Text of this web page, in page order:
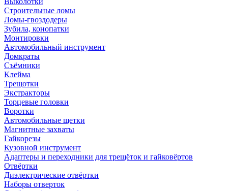
Строительные ломы
Ломы-гвоздодеры
Зубила, конопатки
Монтировки
Автомобильный инструмент
Домкраты
Съёмники
Клейма
Трещотки
Экстракторы
Торцевые головки
Воротки
Автомобильные щетки
Магнитные захваты
Гайкорезы
Кузовной инструмент
Адаптеры и переходники для трещёток и гайковёртов
Отвёртки
Диэлектрические отвёртки
Наборы отверток